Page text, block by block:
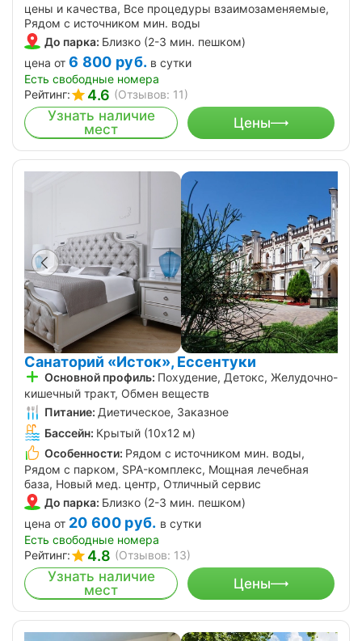
цены и качества, Все процедуры взаимозаменяемые,
Рядом с источником мин. воды
До парка: Близко (2-3 мин. пешком)
цена от 6 800 руб. в сутки
Есть свободные номера
Рейтинг:
4.6 (Отзывов: 11)
Узнать наличие
мест
Цены
Санаторий «Исток», Ессентуки
Основной профиль: Похудение, Детокс, Желудочно-
кишечный тракт, Обмен веществ
Питание: Диетическое, Заказное
Бассейн: Крытый (10х12 м)
Особенности: Рядом с источником мин. воды,
Рядом с парком, SPA-комплекс, Мощная лечебная
база, Новый мед. центр, Отличный сервис
До парка: Близко (2-3 мин. пешком)
цена от 20 600 руб. в сутки
Есть свободные номера
Рейтинг:
4.8 (Отзывов: 13)
Узнать наличие
мест
Цены